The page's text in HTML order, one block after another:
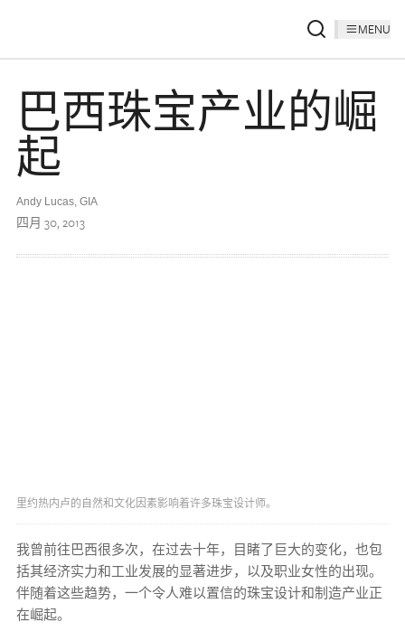
MENU
巴西珠宝产业的崛
起
Andy Lucas, GIA
四月 30, 2013
里约热内卢的自然和文化因素影响着许多珠宝设计师。
我曾前往巴西很多次，在过去十年，目睹了巨大的变化，也包
括其经济实力和工业发展的显著进步，以及职业女性的出现。
伴随着这些趋势，一个令人难以置信的珠宝设计和制造产业正
在崛起。